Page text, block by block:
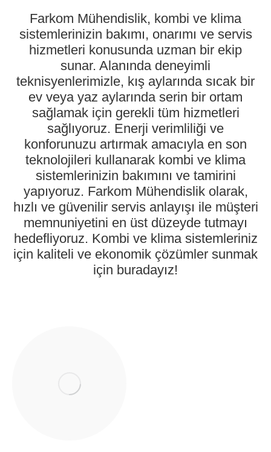
Farkom Mühendislik, kombi ve klima
sistemlerinizin bakımı, onarımı ve servis
hizmetleri konusunda uzman bir ekip
sunar. Alanında deneyimli
teknisyenlerimizle, kış aylarında sıcak bir
ev veya yaz aylarında serin bir ortam
sağlamak için gerekli tüm hizmetleri
sağlıyoruz. Enerji verimliliği ve
konforunuzu artırmak amacıyla en son
teknolojileri kullanarak kombi ve klima
sistemlerinizin bakımını ve tamirini
yapıyoruz. Farkom Mühendislik olarak,
hızlı ve güvenilir servis anlayışı ile müşteri
memnuniyetini en üst düzeyde tutmayı
hedefliyoruz. Kombi ve klima sistemleriniz
için kaliteli ve ekonomik çözümler sunmak
için buradayız!